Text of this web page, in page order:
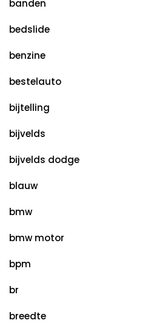
banden
bedslide
benzine
bestelauto
bijtelling
bijvelds
bijvelds dodge
blauw
bmw
bmw motor
bpm
br
breedte